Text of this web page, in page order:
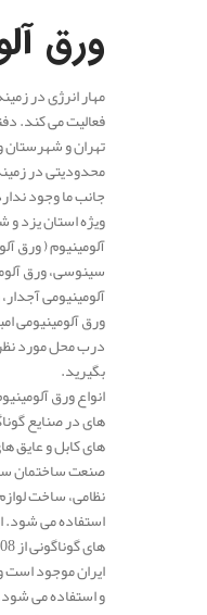
ورق
مهار انرژی در
فعالیت می کند.
تهران و
محدودیتی در
جانب ما وجود
ویژه استان یزد و
آلومینیوم ( ورق
سینوسی، ورق
آلومینیومی
ورق آلومینیومی
درب محل مورد
بگیرید.
انواع ورق
های در صنایع
های کابل و عایق
صنعت ساختمان
نظامی، ساخت
استفاده می شود.
ایران موجود
و استفاده می